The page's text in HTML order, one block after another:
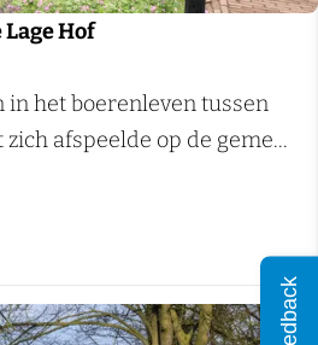
Hof
in het boerenleven tussen
afspeelde op de geme...
Feedback